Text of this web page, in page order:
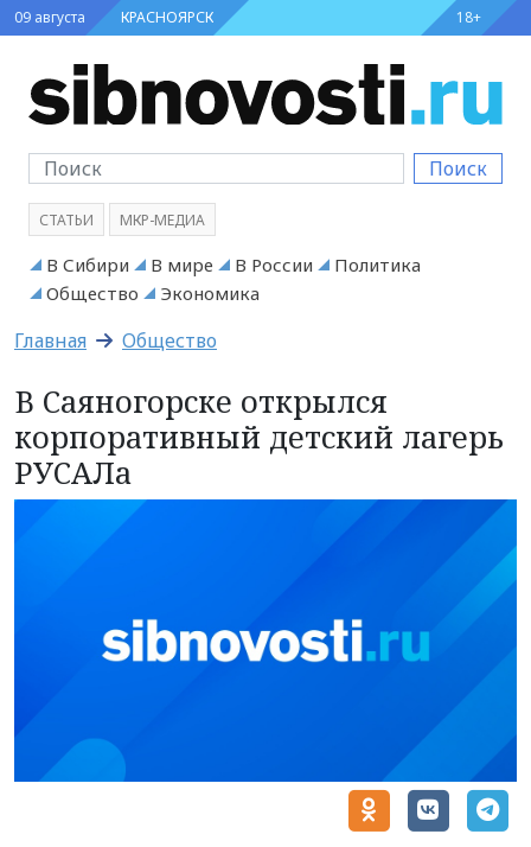
09 августа КРАСНОЯРСК 18+
Поиск
СТАТЬИ МКР-МЕДИА
В Сибири В мире В России
Политика
Общество
Экономика
Главная Общество
В Саяногорске открылся
корпоративный детский лагерь
РУСАЛа